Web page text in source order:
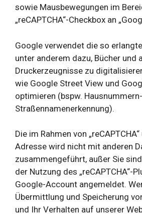
sowie Mausbewegungen im
„reCAPTCHA“-Checkbox an
Google verwendet die so
unter anderem dazu, Bücher und
Druckerzeugnisse zu
wie Google Street View und
optimieren (bspw.
Straßennamenerkennung).
Die im Rahmen von
Adresse wird nicht mit anderen
zusammengeführt, außer Sie
der Nutzung des „reCAPTCHA“-
Google-Account angemeldet.
Übermittlung und Speicherung
und Ihr Verhalten auf unserer